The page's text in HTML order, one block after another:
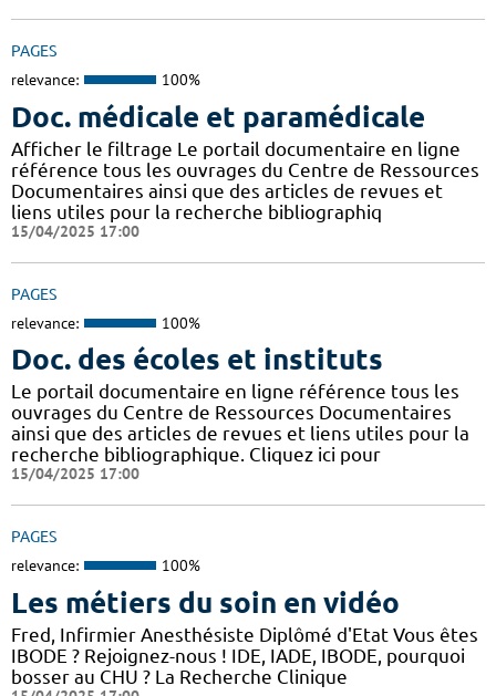
PAGES
relevance: 100%
Doc. médicale et paramédicale
Afficher le filtrage Le portail documentaire en ligne
référence tous les ouvrages du Centre de Ressources
Documentaires ainsi que des articles de revues et
liens utiles pour la recherche bibliographiq
15/04/2025 17:00
PAGES
relevance: 100%
Doc. des écoles et instituts
Le portail documentaire en ligne référence tous les
ouvrages du Centre de Ressources Documentaires
ainsi que des articles de revues et liens utiles pour la
recherche bibliographique. Cliquez ici pour
15/04/2025 17:00
PAGES
relevance: 100%
Les métiers du soin en vidéo
Fred, Infirmier Anesthésiste Diplômé d'Etat Vous êtes
IBODE ? Rejoignez-nous ! IDE, IADE, IBODE, pourquoi
bosser au CHU ? La Recherche Clinique